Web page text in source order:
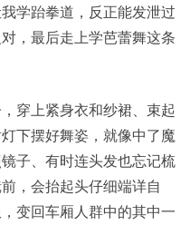
学跆拳道，反正能发泄过
，最后走上学芭蕾舞这条
穿上紧身衣和纱裙、束起
下摆好舞姿，就像中了魔
子、有时连头发也忘记梳
，会抬起头仔细端详自
变回车厢人群中的其中一